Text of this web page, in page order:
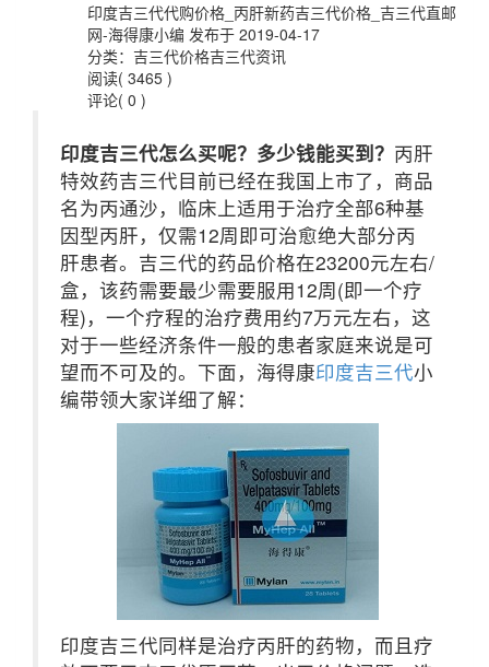
印度吉三代代购价格_丙肝新药吉三代价格_吉三代直邮
网-海得康小编 发布于 2019-04-17
分类：吉三代价格吉三代资讯
阅读( 3465 )
评论( 0 )
印度吉三代怎么买呢？多少钱能买到？ 丙肝
特效药吉三代目前已经在我国上市了，商品
名为丙通沙，临床上适用于治疗全部6种基
因型丙肝，仅需12周即可治愈绝大部分丙
肝患者。吉三代的药品价格在23200元左右/
盒，该药需要最少需要服用12周(即一个疗
程)，一个疗程的治疗费用约7万元左右，这
对于一些经济条件一般的患者家庭来说是可
望而不可及的。下面，海得康印度吉三代小
编带领大家详细了解：
印度吉三代同样是治疗丙肝的药物，而且疗